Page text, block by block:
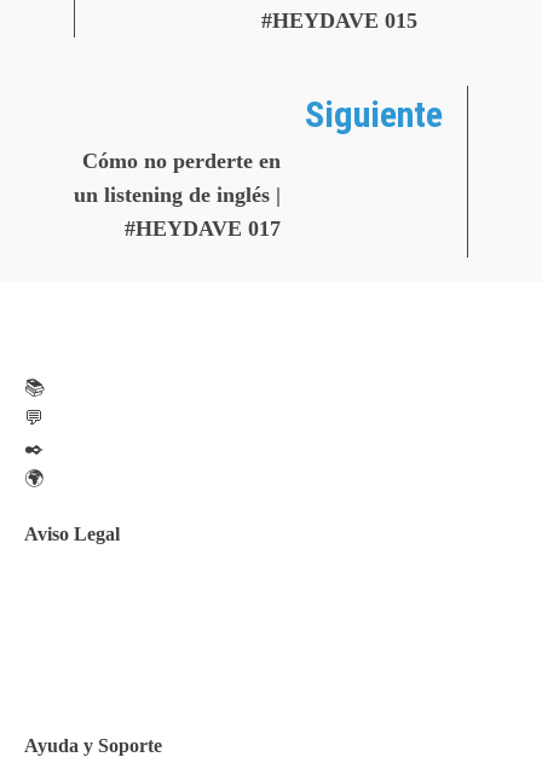
#HEYDAVE 015
Siguiente
Cómo no perderte en
un listening de inglés |
#HEYDAVE 017
📚
💬
✒️
🌍
Aviso Legal
Ayuda y Soporte